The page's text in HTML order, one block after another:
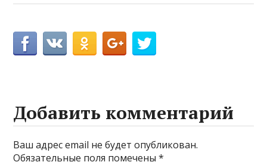
Добавить комментарий
Ваш адрес email не будет опубликован.
Обязательные поля помечены*